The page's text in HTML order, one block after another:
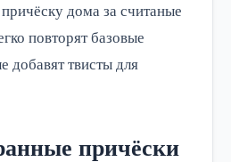
дома за считаные
повторят базовые
добавят твисты для
причёски